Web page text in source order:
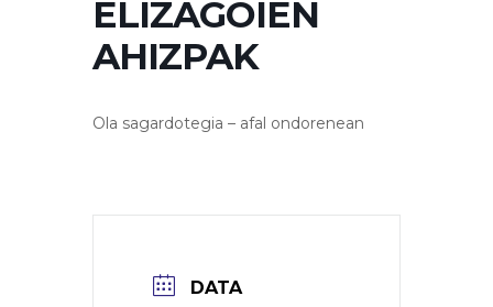
ELIZAGOIEN
AHIZPAK
Ola sagardotegia – afal ondorenean
DATA